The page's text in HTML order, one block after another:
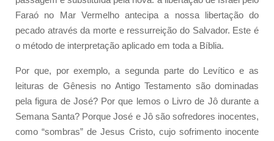
Faraó no Mar Vermelho antecipa a nossa libertação do
pecado através da morte e ressurreição do Salvador. Este é
o método de interpretação aplicado em toda a Bíblia.
Por que, por exemplo, a segunda parte do Levítico e as
leituras de Gênesis no Antigo Testamento são dominadas
pela figura de José? Por que lemos o Livro de Jô durante a
Semana Santa? Porque José e Jô são sofredores inocentes,
como “sombras” de Jesus Cristo, cujo sofrimento inocente